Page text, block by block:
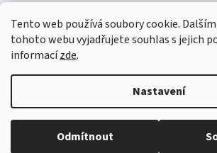
Tento web používá soubory cookie.
tohoto webu vyjadřujete souhlas s jejich
informacízde.
Nastavení
Odmítnout
EAN: 8595042194609
Vytvořil Shoptet
Copyright 2026AAA pro dům s.r.o. .